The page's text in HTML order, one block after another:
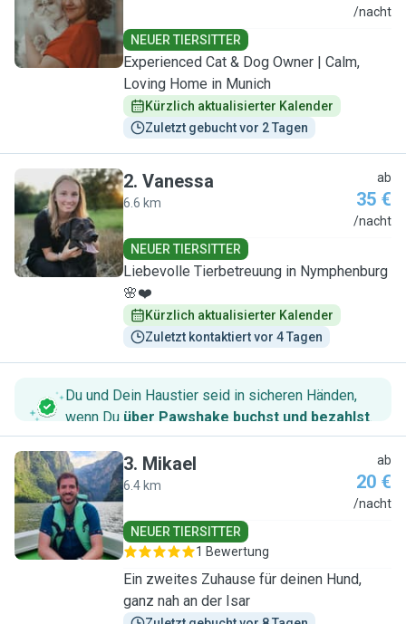
S
/nacht
NEUER TIERSITTER
Experienced Cat & Dog Owner | Calm,
Loving Home in Munich
Kürzlich aktualisierter Kalender
Zuletzt gebucht vor 2 Tagen
V
2. Vanessa
6.6 km
ab
35 €
/nacht
NEUER TIERSITTER
Liebevolle Tierbetreuung in Nymphenburg
🌸❤️
Kürzlich aktualisierter Kalender
Zuletzt kontaktiert vor 4 Tagen
Du und Dein Haustier seid in sicheren Händen,
wenn Du über Pawshake buchst und bezahlst.
M
3. Mikael
6.4 km
ab
20 €
/nacht
NEUER TIERSITTER
1 Bewertung
Ein zweites Zuhause für deinen Hund,
ganz nah an der Isar